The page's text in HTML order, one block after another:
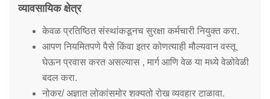
Police Station Incharge
Divisional ACP′s
Senior Police Officers
Emergency Contacts
Feedback
व्यावसायिक क्षेत्र
केवळ प्रतिष्ठित संस्थांकडूनच सुरक्षा कर्मचारी नियुक्त करा.
आपण नियमितपणे पैसे किंवा इतर कोणत्याही मौल्यवान वस्तू
घेऊन प्रवास करत असल्यास , मार्ग आणि वेळ या मध्ये वेळोवेळी
बदल करा.
नोकर/ अज्ञात लोकांसमोर शक्यतो रोख व्यवहार टाळावा.